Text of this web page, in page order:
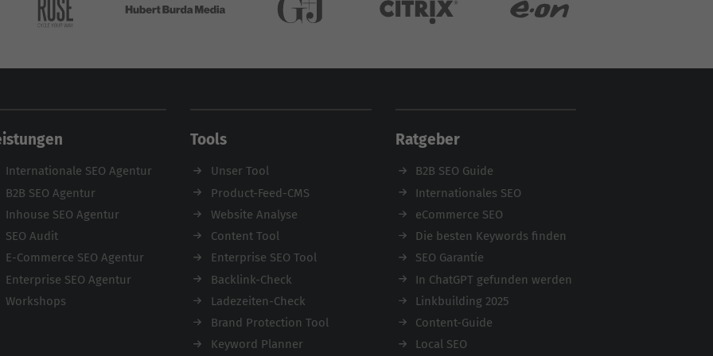
Internationale SEO Agentur
B2B SEO Agentur
Inhouse SEO Agentur
SEO Audit
E-Commerce SEO Agentur
Enterprise SEO Agentur
Workshops
Tools
Unser Tool
Product-Feed-CMS
Website Analyse
Content Tool
Enterprise SEO Tool
Backlink-Check
Ladezeiten-Check
Brand Protection Tool
Keyword Planner
Ratgeber
B2B SEO Guide
Internationales SEO
eCommerce SEO
Die besten Keywords finden
SEO Garantie
In ChatGPT gefunden werden
Linkbuilding 2025
Content-Guide
Local SEO